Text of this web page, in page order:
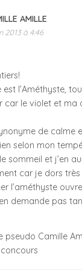
AMILLE
2013 à 4:46
l’Améthyste,
car le violet et ma
de calme
selon mon
sommeil et j’en
car je dors très
l’améthyste
demande pas
pseudo Camille